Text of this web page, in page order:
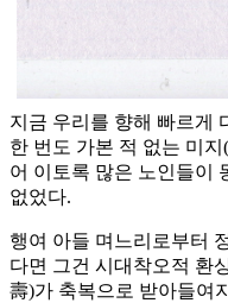
지금 우리를 향해 빠르게
한 번도 가본 적 없는 미
어 이토록 많은 노인들이
없었다.
행여 아들 며느리로부터
다면 그건 시대착오적 환
壽)가 축복으로 받아들여